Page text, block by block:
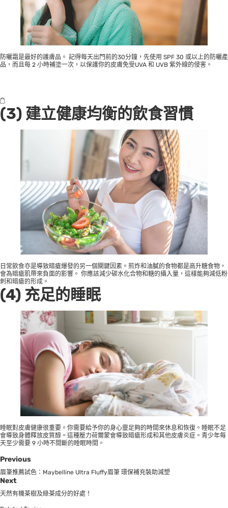
防曬霜是最好的護膚品。 記得每天出門前的30分鐘，先使用 SPF 30 或以上的防曬產
品，而且每 2 小時補塗一次，以保護你的皮膚免受UVA 和 UVB 紫外線的侵害。
(3) 建立健康均衡的飲食習慣
日常飲食亦是導致暗瘡爆發的另一個關鍵因素。煎炸和油膩的食物都是高升糖食物，
會為暗瘡肌帶來負面的影響。 你應該減少碳水化合物和糖的攝入量，這樣能夠減低粉
刺和暗瘡的形成。
(4) 充足的睡眠
睡眠對皮膚健康很重要。你需要給予你的身心靈足夠的時間來休息和恢復。睡眠不足
會導致身體釋放皮質醇。這種壓力荷爾蒙會導致暗瘡形成和其他皮膚炎症。青少年每
天至少需要 9 小時不間斷的睡眠時間。
Previous
眉筆推薦試色：Maybelline Ultra Fluffy眉筆 環保補充裝助減塑
Next
天然有機茶樹及綠茶成分的好處！